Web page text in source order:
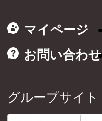
マイページ
お問い合わせ
グループサイト